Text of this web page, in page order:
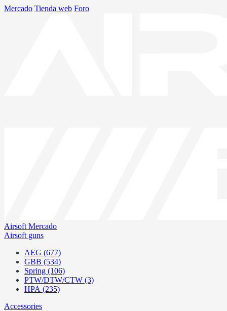
Mercado Tienda web Foro
Airsoft Mercado
Airsoft guns
AEG (677)
GBB (534)
Spring (106)
PTW/DTW/CTW (3)
HPA (235)
Accessories